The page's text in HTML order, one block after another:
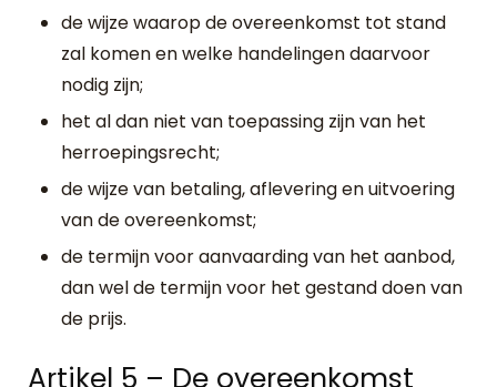
de wijze waarop de overeenkomst tot stand
zal komen en welke handelingen daarvoor
nodig zijn;
het al dan niet van toepassing zijn van het
herroepingsrecht;
de wijze van betaling, aflevering en uitvoering
van de overeenkomst;
de termijn voor aanvaarding van het aanbod,
dan wel de termijn voor het gestand doen van
de prijs.
Artikel 5 – De overeenkomst